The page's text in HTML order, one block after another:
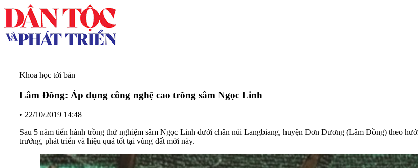
Khoa học tới bản
Lâm Đồng: Áp dụng công nghệ cao trồng sâm Ngọc Linh
• 22/10/2019 14:48
Sau 5 năm tiến hành trồng thử nghiệm sâm Ngọc Linh dưới chân núi Langbiang, huyện Đơn Dương (Lâm Đồng) theo
trưởng, phát triển và hiệu quả tốt tại vùng đất mới này.